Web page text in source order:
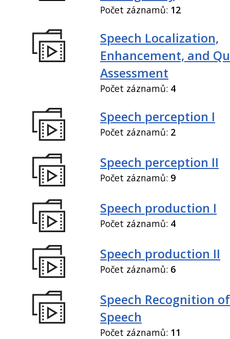
Počet záznamů: 12
Speech Localization,
Enhancement, and
Assessment
Počet záznamů: 4
Speech perception I
Počet záznamů: 2
Speech perception II
Počet záznamů: 9
Speech production I
Počet záznamů: 4
Speech production II
Počet záznamů: 6
Speech Recognition
Speech
Počet záznamů: 11